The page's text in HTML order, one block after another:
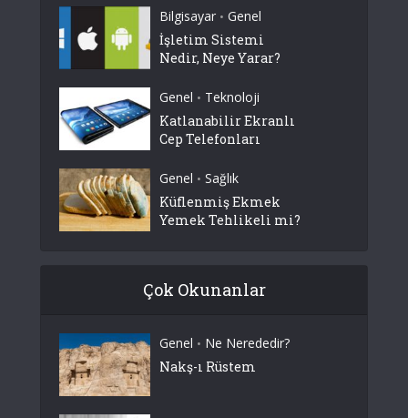
Bilgisayar • Genel
İşletim Sistemi
Nedir, Neye Yarar?
Genel • Teknoloji
Katlanabilir Ekranlı
Cep Telefonları
Genel • Sağlık
Küflenmiş Ekmek
Yemek Tehlikeli mi?
Çok Okunanlar
Genel • Ne Nerededir?
Nakş-ı Rüstem